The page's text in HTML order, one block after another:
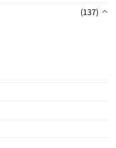
(137)